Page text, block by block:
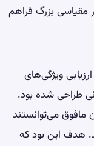
مقیاسی بزرگ فراهم
ویژگی‌های
طراحی شده بود.
مافوق می‌توانستند
هدف این بود که